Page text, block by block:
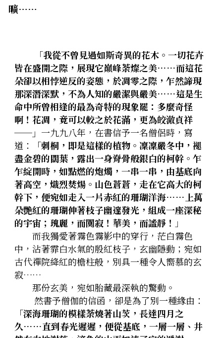
曠……
        「
我從不曾見過如斯奇異的花木。一切花卉
皆在盛開之際，展現它巔峰荼燦之美……而這花
朵卻以相悖逆反的姿態，於凋零之際，乍然諦現
那深潛深默，不為人知的嚴潔與嚴美……這是生
命中所曾相逢的最為奇特的現象罷：多麼奇怪
啊！花凋，竟可以較之於花滿，更為皎澈貞祥
──」 一九九八年，在書信予一名僧侶時，寫
道：
「刺桐，即是這樣的植物。凜凜嚴冬中，褪
盡金碧的闊葉，露出一身脊骨般銀白的柯幹。乍
乍綻開時，如點燃的炮燭，一串一串，由基底向
著高空，熾烈焚煬。山色蒼蒼，走在它高大的柯
幹下，便宛如走入一片赤紅的珊瑚洋海……上萬
朵艷紅的珊瑚伸著枝子幽邃發光，組成一座深秘
的宇宙；瑰麗，而闃寂！華美，而謐靜！ 」
而我獨愛著霧色霧影中的穿行，茫白霧色
中，沾著霏白水氣的殷紅枝子，玄幽隱動；宛如
古代禪院絳紅的檐柱般，別具一種令人嚮慕的玄
寂……
那份玄美，宛如胎藏最深執的驚動。
然書予僧伽的信函，卻是為了別一種緣由：
「深海珊瑚的模樣荼燒著山茨，長達四月之
久……直到春光遲遲，便從基底，一層一層、井
華嚴智海—《道德經》有聲書二期
華嚴智海—《道德經》有聲書首期
華嚴智海—《道德經》有聲書三期
華嚴智海—《道德經》有聲書四期
華嚴智海—《道德經》有聲書五期
華嚴智海─《勝鬘經》有聲書